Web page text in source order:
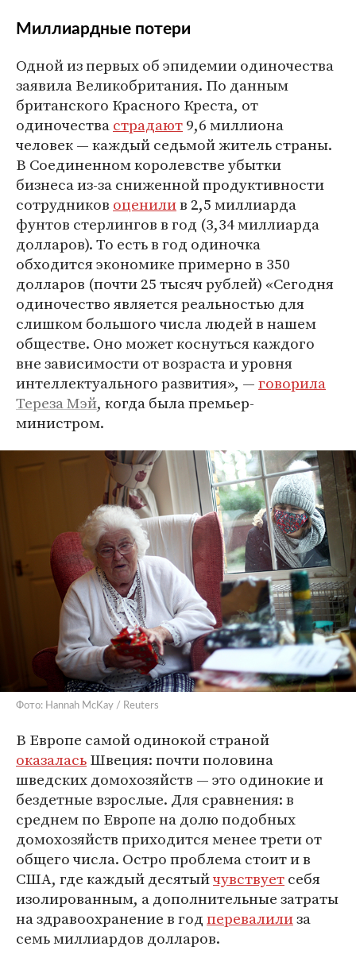
Миллиардные потери
Одной из первых об эпидемии одиночества
заявила Великобритания. По данным
британского Красного Креста, от
одиночествастрадают9,6 миллиона
человек — каждый седьмой житель страны.
В Соединенном королевстве убытки
бизнеса из-за сниженной продуктивности
сотрудников оценилив 2,5 миллиарда
фунтов стерлингов в год (3,34 миллиарда
долларов). То есть в год одиночка
обходится экономике примерно в 350
долларов (почти 25 тысяч рублей) «Сегодня
одиночество является реальностью для
слишком большого числа людей в нашем
обществе. Оно может коснуться каждого
вне зависимости от возраста и уровня
интеллектуального развития», —говорила
Тереза Мэй, когда была премьер-
министром.
Фото: Hannah McKay / Reuters
В Европе самой одинокой страной
оказаласьШвеция: почти половина
шведских домохозяйств — это одинокие и
бездетные взрослые. Для сравнения: в
среднем по Европе на долю подобных
домохозяйств приходится менее трети от
общего числа. Остро проблема стоит и в
США, где каждый десятыйчувствуетсебя
изолированным, а дополнительные затраты
на здравоохранение в годперевалилиза
семь миллиардов долларов.